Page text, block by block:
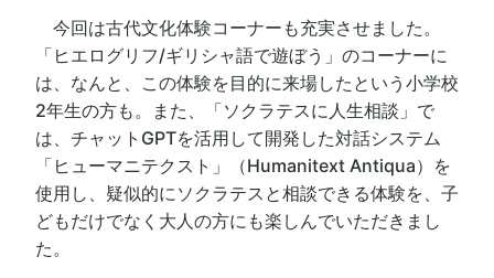
今回は古代文化体験コーナーも充実させました。
「ヒエログリフ/ギリシャ語で遊ぼう」のコーナーに
は、なんと、この体験を目的に来場したという小学校
2年生の方も。また、「ソクラテスに人生相談」で
は、チャットGPTを活用して開発した対話システム
「ヒューマニテクスト」（Humanitext Antiqua）を
使用し、疑似的にソクラテスと相談できる体験を、子
どもだけでなく大人の方にも楽しんでいただきまし
た。